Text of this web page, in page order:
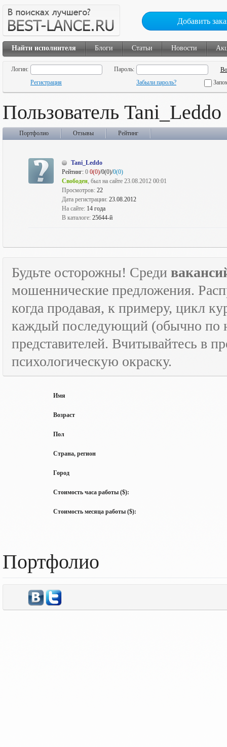
Добавить
Найти исполнителя Блоги Статьи Новости
Логин:
Пароль:
Регистрация
Забыли пароль?
Пользователь Tani_Leddo
Портфолио Отзывы Рейтинг
Tani_Leddo
Рейтинг: 0 0(0)/0(0)/0(0)
Свободен, был на сайте 23.08.2012 00:01
Просмотров: 22
Дата регистрации: 23.08.2012
На сайте: 14 года
В каталоге: 25644-й
Будьте осторожны! Среди
мошеннические предложения.
когда продавая, к примеру, цикл
каждый последующий (обычно по
представителей. Вчитывайтесь в
психологическую окраску.
Имя
Возраст
Пол
Страна, регион
Город
Стоимость часа работы ($):
Стоимость месяца работы ($):
Портфолио